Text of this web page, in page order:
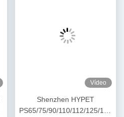
Vídeo
Shenzhen HYPET
PS65/75/90/110/112/125/130/